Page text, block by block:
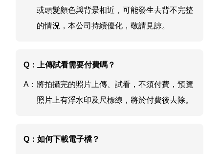
或頭髮顏色與背景相近，可能發生去背不完整
的情況，本公司持續優化，敬請見諒。
Q： 上傳試看需要付費嗎？
A： 將拍攝完的照片上傳、試看，不須付費，預覽
照片上有浮水印及尺標線，將於付費後去除。
Q： 如何下載電子檔？